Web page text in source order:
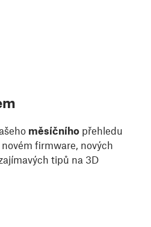
měsíčního přehledu
firmware, nových
tipů na 3D